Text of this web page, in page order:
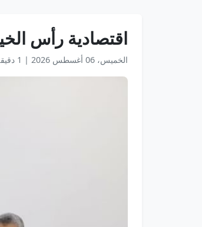
اقتصادية رأس
الخميس، 06 أغسطس 2026 | 1 دقيقة قراءة